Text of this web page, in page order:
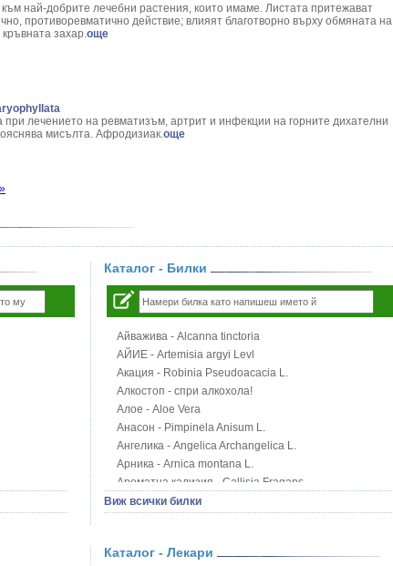
най-добрите лечебни растения, които имаме. Листата притежават
противоревматично действие; влияят благотворно върху обмяната на
захар.още
лечението на ревматизъм, артрит и инфекции на горните дихателни
мисълта. Афродизиак.още
Каталог - Билки
Айважива - Alcanna tinctoria
АЙИЕ - Artemisia argyi Levl
Акация - Robinia Pseudoacacia L.
Алкостоп - спри алкохола!
Алое - Aloe Vera
Анасон - Pimpinela Anisum L.
Ангелика - Angelica Archangelica L.
Арника - Arnica montana L.
Ароматна кализия - Callisia Fragans
Арония - Sorbus melanocorpa
Блатен аир - Acorus calamus L.
Виж всички билки
Каталог - Лекари